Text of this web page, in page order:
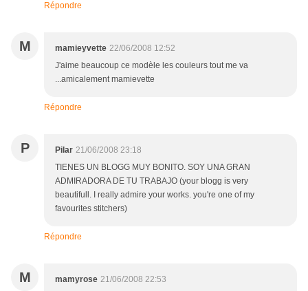
Répondre
M mamieyvette 22/06/2008 12:52
J'aime beaucoup ce modèle les couleurs tout me va
...amicalement mamievette
Répondre
P Pilar 21/06/2008 23:18
TIENES UN BLOGG MUY BONITO. SOY UNA GRAN
ADMIRADORA DE TU TRABAJO (your blogg is very
beautifull. I really admire your works. you're one of my
favourites stitchers)
Répondre
M mamyrose 21/06/2008 22:53